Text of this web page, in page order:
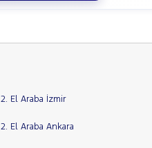
2. El Araba İzmir
2. El Araba Ankara